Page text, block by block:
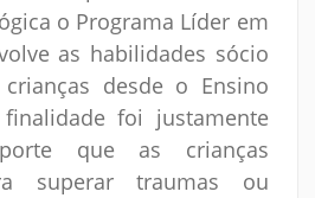
o Programa Líder em
as habilidades sócio
desde o Ensino
foi justamente
que as crianças
superar traumas ou